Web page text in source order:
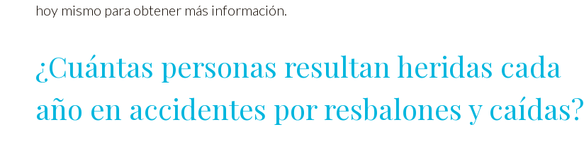
hoy mismo para obtener más información.
¿Cuántas personas resultan heridas cada
año en accidentes por resbalones y caídas?